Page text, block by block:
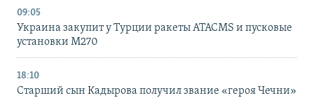
09:05
Украина закупит у Турции ракеты ATACMS и пусковые
установки M270
18:10
Старший сын Кадырова получил звание «героя Чечни»